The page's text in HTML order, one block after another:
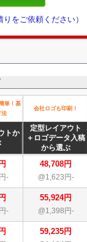
をご依頼ください）
単！基
法
会社ロゴも印刷！
トか
定型レイアウト
＋ロゴデータ入稿
から選ぶ
-
48,708円
@1,623円-
-
55,924円
@1,398円-
59,235円